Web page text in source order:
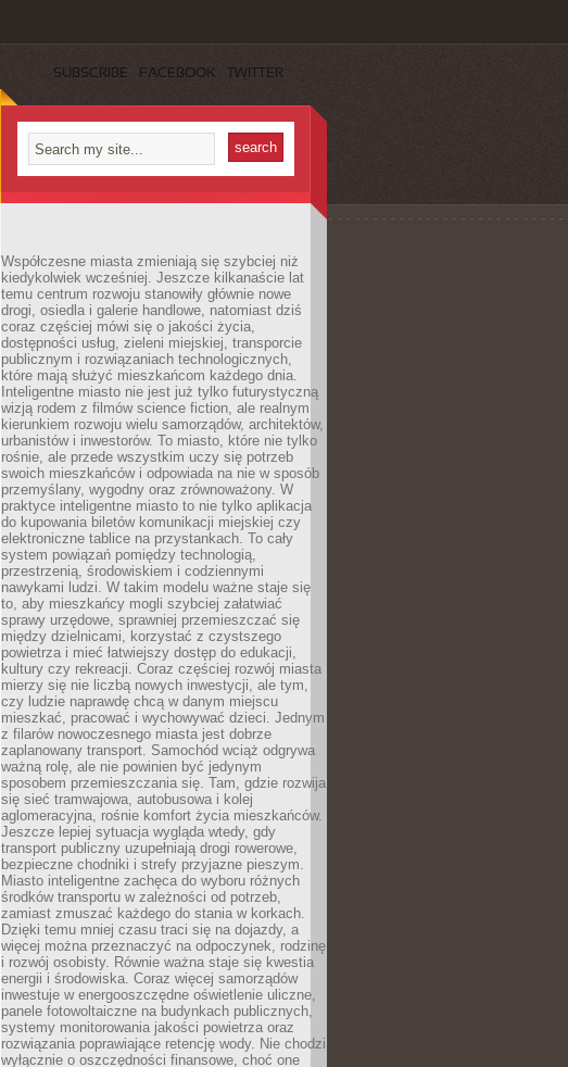
SUBSCRIBE FACEBOOK TWITTER
Współczesne miasta zmieniają się szybciej niż
kiedykolwiek wcześniej. Jeszcze kilkanaście lat
temu centrum rozwoju stanowiły głównie nowe
drogi, osiedla i galerie handlowe, natomiast dziś
coraz częściej mówi się o jakości życia,
dostępności usług, zieleni miejskiej, transporcie
publicznym i rozwiązaniach technologicznych,
które mają służyć mieszkańcom każdego dnia.
Inteligentne miasto nie jest już tylko futurystyczną
wizją rodem z filmów science fiction, ale realnym
kierunkiem rozwoju wielu samorządów, architektów,
urbanistów i inwestorów. To miasto, które nie tylko
rośnie, ale przede wszystkim uczy się potrzeb
swoich mieszkańców i odpowiada na nie w sposób
przemyślany, wygodny oraz zrównoważony. W
praktyce inteligentne miasto to nie tylko aplikacja
do kupowania biletów komunikacji miejskiej czy
elektroniczne tablice na przystankach. To cały
system powiązań pomiędzy technologią,
przestrzenią, środowiskiem i codziennymi
nawykami ludzi. W takim modelu ważne staje się
to, aby mieszkańcy mogli szybciej załatwiać
sprawy urzędowe, sprawniej przemieszczać się
między dzielnicami, korzystać z czystszego
powietrza i mieć łatwiejszy dostęp do edukacji,
kultury czy rekreacji. Coraz częściej rozwój miasta
mierzy się nie liczbą nowych inwestycji, ale tym,
czy ludzie naprawdę chcą w danym miejscu
mieszkać, pracować i wychowywać dzieci. Jednym
z filarów nowoczesnego miasta jest dobrze
zaplanowany transport. Samochód wciąż odgrywa
ważną rolę, ale nie powinien być jedynym
sposobem przemieszczania się. Tam, gdzie rozwija
się sieć tramwajowa, autobusowa i kolej
aglomeracyjna, rośnie komfort życia mieszkańców.
Jeszcze lepiej sytuacja wygląda wtedy, gdy
transport publiczny uzupełniają drogi rowerowe,
bezpieczne chodniki i strefy przyjazne pieszym.
Miasto inteligentne zachęca do wyboru różnych
środków transportu w zależności od potrzeb,
zamiast zmuszać każdego do stania w korkach.
Dzięki temu mniej czasu traci się na dojazdy, a
więcej można przeznaczyć na odpoczynek, rodzinę
i rozwój osobisty. Równie ważna staje się kwestia
energii i środowiska. Coraz więcej samorządów
inwestuje w energooszczędne oświetlenie uliczne,
panele fotowoltaiczne na budynkach publicznych,
systemy monitorowania jakości powietrza oraz
rozwiązania poprawiające retencję wody. Nie chodzi
wyłącznie o oszczędności finansowe, choć one